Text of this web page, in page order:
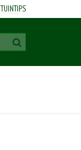
TUINTIPS